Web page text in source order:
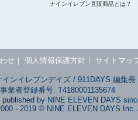
ナインイレブン直販商品とは？
せ 個人情報保護方針 サイトマッ
インイレブンデイズ / 911DAYS 編集長
業者登録番号: T4180001135674
published by NINE ELEVEN DAYS
- 2019 © NINE ELEVEN DAYS Inc.